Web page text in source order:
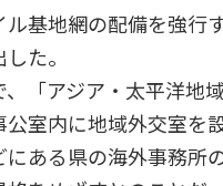
基地網の配備を強行
た。
「アジア・太平洋地
室内に地域外交室を
ある県の海外事務所